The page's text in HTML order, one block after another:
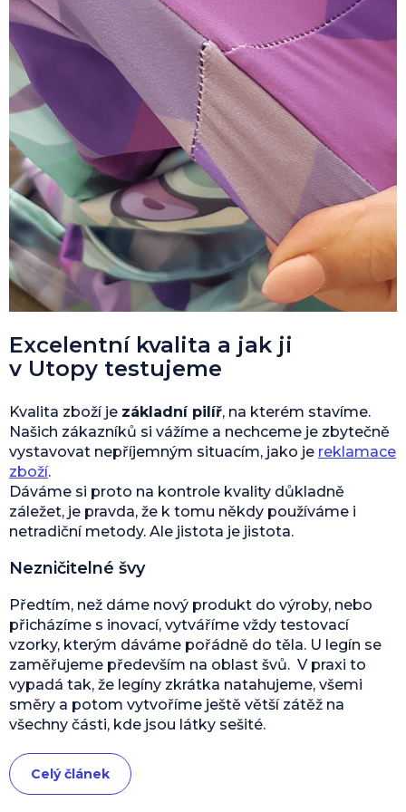
Excelentní kvalita a jak ji
v Utopy testujeme
Kvalita zboží je základní pilíř, na kterém stavíme.
Našich zákazníků si vážíme a nechceme je zbytečně
vystavovat nepříjemným situacím, jako je reklamace
zboží.
Dáváme si proto na kontrole kvality důkladně
záležet, je pravda, že k tomu někdy používáme i
netradiční metody. Ale jistota je jistota.
Nezničitelné švy
Předtím, než dáme nový produkt do výroby, nebo
přicházíme s inovací, vytváříme vždy testovací
vzorky, kterým dáváme pořádně do těla. U legín se
zaměřujeme především na oblast švů. V praxi to
vypadá tak, že legíny zkrátka natahujeme, všemi
směry a potom vytvoříme ještě větší zátěž na
všechny části, kde jsou látky sešité.
Celý článek